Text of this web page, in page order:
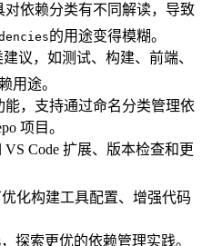
对依赖分类有不同解读，导致
的用途变得模糊。
议，如测试、构建、前端、
用途。
能，支持通过命名分类管理依
项目。
Code 扩展、版本检查和更
化构建工具配置、增强代码
探索更优的依赖管理实践。